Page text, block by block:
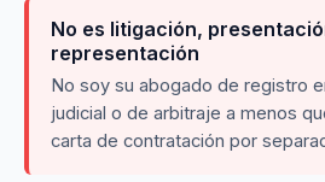
No es litigación,
representación
No soy su abogado de registro
judicial o de arbitraje a menos
carta de contratación por